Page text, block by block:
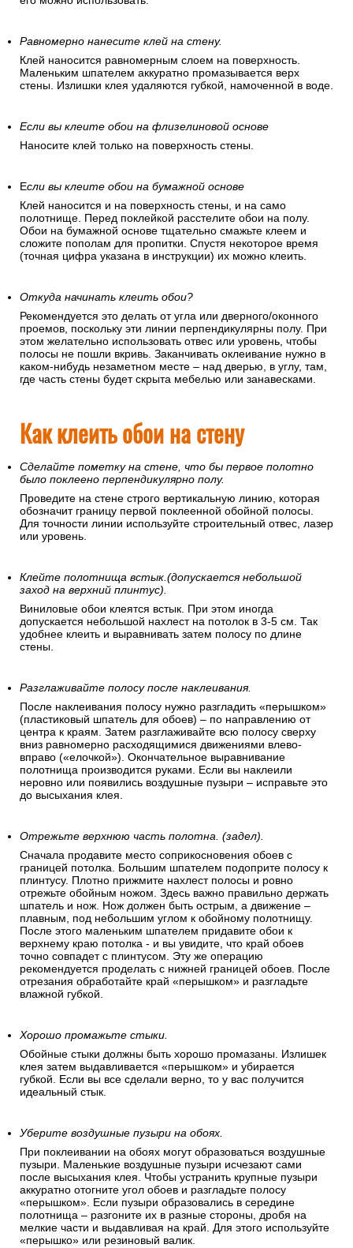
Равномерно нанесите клей на стену.
Клей наносится равномерным слоем на поверхность.
Маленьким шпателем аккуратно промазывается верх
стены. Излишки клея удаляются губкой, намоченной в воде.
Если вы клеите обои на флизелиновой основе
Наносите клей только на поверхность стены.
Если вы клеите обои на бумажной основе
Клей наносится и на поверхность стены, и на само
полотнище. Перед поклейкой расстелите обои на полу.
Обои на бумажной основе тщательно смажьте клеем и
сложите пополам для пропитки. Спустя некоторое время
(точная цифра указана в инструкции) их можно клеить.
Откуда начинать клеить обои?
Рекомендуется это делать от угла или дверного/оконного
проемов, поскольку эти линии перпендикулярны полу. При
этом желательно использовать отвес или уровень, чтобы
полосы не пошли вкривь. Заканчивать оклеивание нужно в
каком-нибудь незаметном месте – над дверью, в углу, там,
где часть стены будет скрыта мебелью или занавесками.
Как клеить обои на стену
Сделайте пометку на стене, что бы первое полотно
было поклеено перпендикулярно полу.
Проведите на стене строго вертикальную линию, которая
обозначит границу первой поклеенной обойной полосы.
Для точности линии используйте строительный отвес, лазер
или уровень.
Клейте полотнища встык.(допускается небольшой
заход на верхний плинтус).
Виниловые обои клеятся встык. При этом иногда
допускается небольшой нахлест на потолок в 3-5 см. Так
удобнее клеить и выравнивать затем полосу по длине
стены.
Разглаживайте полосу после наклеивания.
После наклеивания полосу нужно разгладить «перышком»
(пластиковый шпатель для обоев) – по направлению от
центра к краям. Затем разглаживайте всю полосу сверху
вниз равномерно расходящимися движениями влево-
вправо («елочкой»). Окончательное выравнивание
полотнища производится руками. Если вы наклеили
неровно или появились воздушные пузыри – исправьте это
до высыхания клея.
Отрежьте верхнюю часть полотна. (задел).
Сначала продавите место соприкосновения обоев с
границей потолка. Большим шпателем подоприте полосу к
плинтусу. Плотно прижмите нахлест полосы и ровно
отрежьте обойным ножом. Здесь важно правильно держать
шпатель и нож. Нож должен быть острым, а движение –
плавным, под небольшим углом к обойному полотнищу.
После этого маленьким шпателем придавите обои к
верхнему краю потолка - и вы увидите, что край обоев
точно совпадет с плинтусом. Эту же операцию
рекомендуется проделать с нижней границей обоев. После
отрезания обработайте край «перышком» и разгладьте
влажной губкой.
Хорошо промажьте стыки.
Обойные стыки должны быть хорошо промазаны. Излишек
клея затем выдавливается «перышком» и убирается
губкой. Если вы все сделали верно, то у вас получится
идеальный стык.
Уберите воздушные пузыри на обоях.
При поклеивании на обоях могут образоваться воздушные
пузыри. Маленькие воздушные пузыри исчезают сами
после высыхания клея. Чтобы устранить крупные пузыри
аккуратно отогните угол обоев и разгладьте полосу
«перышком». Если пузыри образовались в середине
полотнища – разгоните их в разные стороны, дробя на
мелкие части и выдавливая на край. Для этого используйте
«перышко» или резиновый валик.